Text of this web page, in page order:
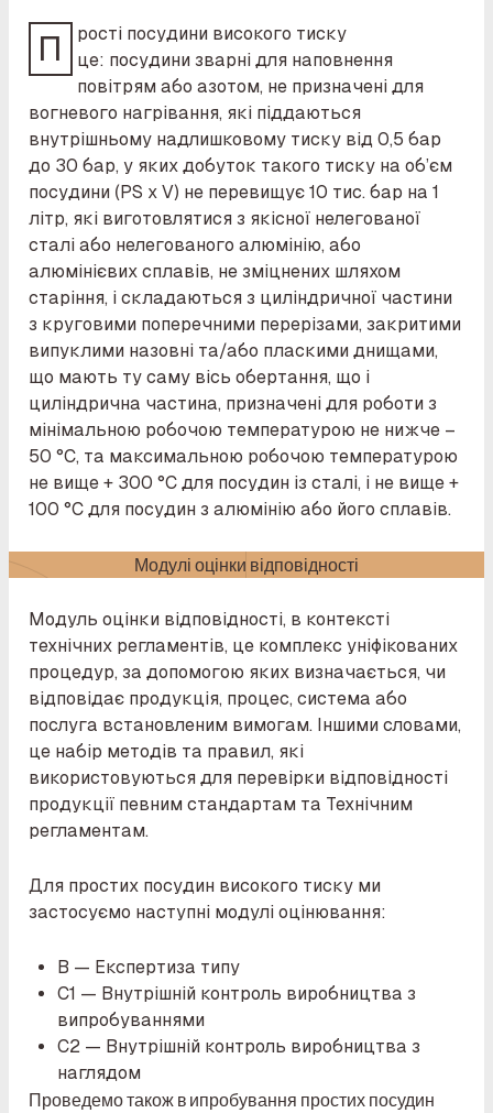
П
рості посудини високого тиску
це: посудини зварні для наповнення
повітрям або азотом, не призначені для
вогневого нагрівання, які піддаються
внутрішньому надлишковому тиску від 0,5 бар
до 30 бар, у яких добуток такого тиску на об’єм
посудини (PS x V) не перевищує 10 тис. бар на 1
літр, які виготовлятися з якісної нелегованої
сталі або нелегованого алюмінію, або
алюмінієвих сплавів, не зміцнених шляхом
старіння, і складаються з циліндричної частини
з круговими поперечними перерізами, закритими
випуклими назовні та/або пласкими днищами,
що мають ту саму вісь обертання, що і
циліндрична частина, призначені для роботи з
мінімальною робочою температурою не нижче –
50 °C, та максимальною робочою температурою
не вище + 300 °C для посудин із сталі, і не вище +
100 °C для посудин з алюмінію або його сплавів.
Модулі оцінки відповідності
Модуль оцінки відповідності, в контексті
технічних регламентів, це комплекс уніфікованих
процедур, за допомогою яких визначається, чи
відповідає продукція, процес, система або
послуга встановленим вимогам. Іншими словами,
це набір методів та правил, які
використовуються для перевірки відповідності
продукції певним стандартам та Технічним
регламентам.
Для простих посудин високого тиску ми
застосуємо наступні модулі оцінювання:
B — Експертиза типу
С1 — Внутрішній контроль виробництва з
випробуваннями
C2 — Внутрішній контроль виробництва з
наглядом
Проведемо також в ипробування простих посудин